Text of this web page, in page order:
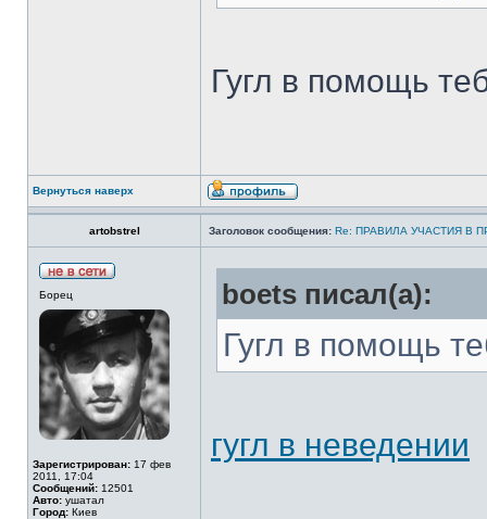
Гугл в помощь
Вернуться наверх
artobstrel Заголовок сообщения: Re: ПРАВИЛА УЧАСТИЯ В
Борец
Зарегистрирован: 17 фев
2011, 17:04
Сообщений: 12501
Авто: ушатал
Город: Киев
boets писал(а):
Гугл в помощь
гугл в неведении